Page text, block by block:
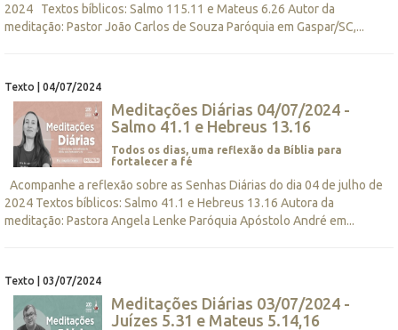
2024 Textos bíblicos: Salmo 115.11 e Mateus 6.26 Autor da
meditação: Pastor João Carlos de Souza Paróquia em Gaspar/SC,...
Texto | 04/07/2024
Meditações Diárias 04/07/2024 -
Salmo 41.1 e Hebreus 13.16
Todos os dias, uma reflexão da Bíblia para
fortalecer a fé
Acompanhe a reflexão sobre as Senhas Diárias do dia 04 de julho de
2024 Textos bíblicos: Salmo 41.1 e Hebreus 13.16 Autora da
meditação: Pastora Angela Lenke Paróquia Apóstolo André em...
Texto | 03/07/2024
Meditações Diárias 03/07/2024 -
Juízes 5.31 e Mateus 5.14,16